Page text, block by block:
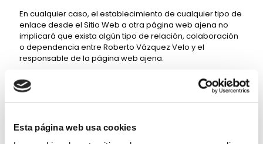
Esta página web usa cookies
En cualquier caso, el establecimiento de cualquier tipo de
enlace desde el Sitio Web a otra página web ajena no
implicará que exista algún tipo de relación, colaboración
o dependencia entre Roberto Vázquez Velo y el
responsable de la página web ajena.
6.2 ENLACES EN OTRAS PÁGINAS WEB CON DESTINO AL
SITIO WEB
que contengan materiales, información o contenidos